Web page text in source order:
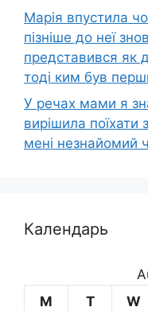
Марія впустила
пізніше до неї
представився як
тоді ким був
У речах мами я
вирішила поїхати
мені незнайомий
Календарь
M
T W